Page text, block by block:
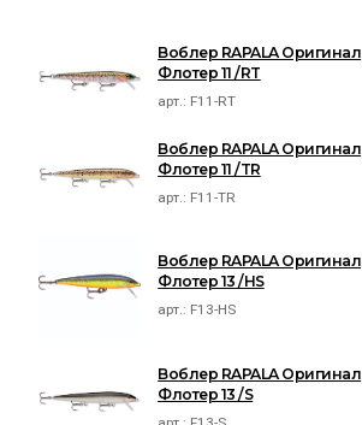
Воблер RAPALA Оригинал
Флотер 11 /RT
арт.: F11-RT
Воблер RAPALA Оригинал
Флотер 11 /TR
арт.: F11-TR
Воблер RAPALA Оригинал
Флотер 13 /HS
арт.: F13-HS
Воблер RAPALA Оригинал
Флотер 13 /S